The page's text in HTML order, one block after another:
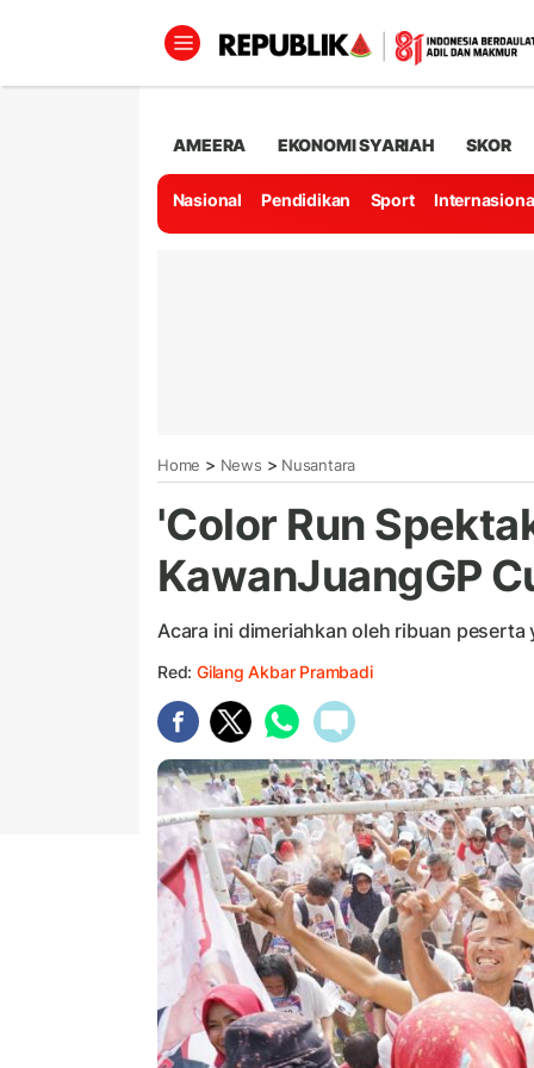
AMEERA EKONOMI SYARIAH SKOR
Nasional Pendidikan Sport
Home > News > Nusantara
'Color Run
KawanJuangGP
Acara ini dimeriahkan oleh ribuan peserta
Red: Gilang Akbar Prambadi